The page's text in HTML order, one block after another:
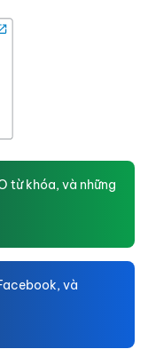
từ khóa, và những
và